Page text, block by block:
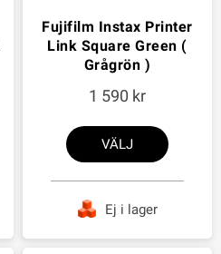
Fujifilm Instax Printer
Link Square Green (
Grågrön )
1 590
VÄLJ
Ej i lager